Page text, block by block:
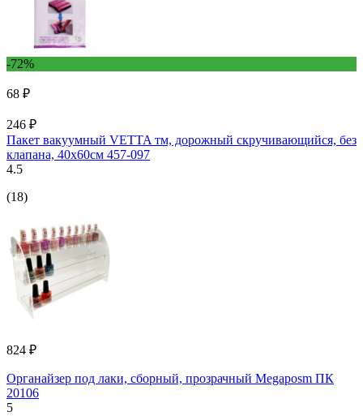
-72%
68 ₽
246 ₽
Пакет вакуумный VETTA тм, дорожный скручивающийся, без
клапана, 40х60см 457-097
4.5
(18)
824 ₽
Органайзер под лаки, сборный, прозрачный Megaposm ПК
20106
5